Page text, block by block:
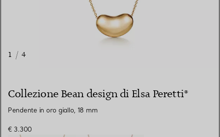
1 / 4
Collezione Bean design di Elsa Peretti®
Pendente in oro giallo, 18 mm
€ 3.300